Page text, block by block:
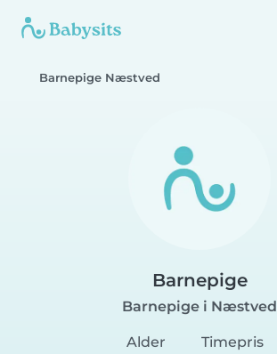
Barnepige Næstved
Barnepige
Barnepige i Næstved
Alder
Timepris